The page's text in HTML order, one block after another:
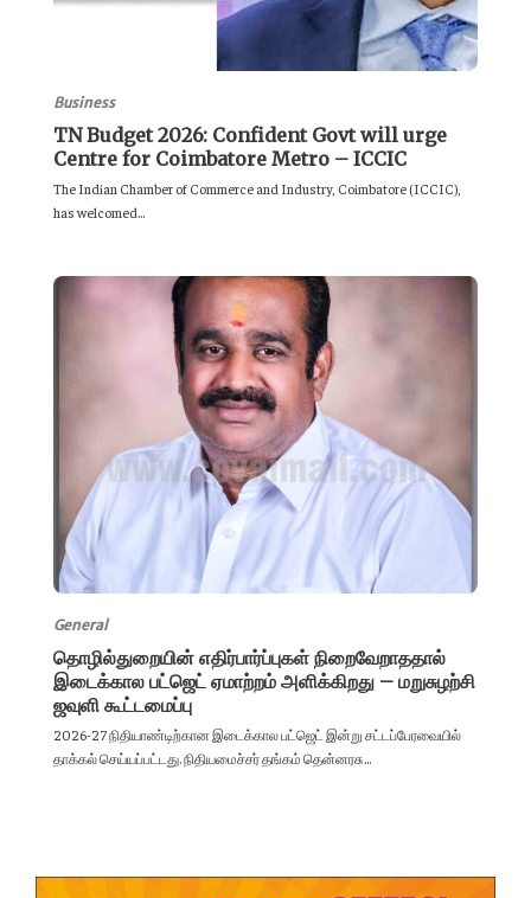
Business
TN Budget 2026: Confident Govt will urge
Centre for Coimbatore Metro – ICCIC
The Indian Chamber of Commerce and Industry, Coimbatore (ICCIC),
has welcomed...
General
தொழில்துறையின் எதிர்பார்ப்புகள் நிறைவேறாததால்
இடைக்கால பட்ஜெட் ஏமாற்றம் அளிக்கிறது – மறுசுழற்சி
ஜவுளி கூட்டமைப்பு
2026-27 நிதியாண்டிற்கான இடைக்கால பட்ஜெட் இன்று சட்டப்பேரவையில்
தாக்கல் செய்யப்பட்டது. நிதியமைச்சர் தங்கம் தென்னரசு...